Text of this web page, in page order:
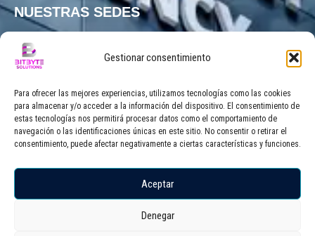
Gestionar consentimiento
Para ofrecer las mejores experiencias, utilizamos tecnologías como las cookies
para almacenar y/o acceder a la información del dispositivo. El consentimiento de
estas tecnologías nos permitirá procesar datos como el comportamiento de
navegación o las identificaciones únicas en este sitio. No consentir o retirar el
consentimiento, puede afectar negativamente a ciertas características y funciones.
Aceptar
Denegar
NUESTRAS SEDES
P.º de Juan XXIII, 1, Moncloa – Aravaca, 28040 Madrid
Sede en Bilbao
Baias Kalea, 6, 01400 Laudio, Araba
Sede en México
Ciudad de México